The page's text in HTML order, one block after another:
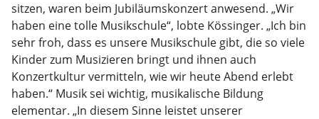
sitzen, waren beim Jubiläumskonzert anwesend. „Wir
haben eine tolle Musikschule“, lobte Kössinger. „Ich bin
sehr froh, dass es unsere Musikschule gibt, die so viele
Kinder zum Musizieren bringt und ihnen auch
Konzertkultur vermitteln, wie wir heute Abend erlebt
haben.“ Musik sei wichtig, musikalische Bildung
elementar. „In diesem Sinne leistet unserer